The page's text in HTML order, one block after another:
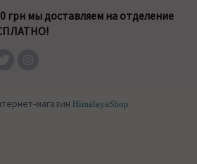
грн мы доставляем на отделение
магазин HimalayaShop